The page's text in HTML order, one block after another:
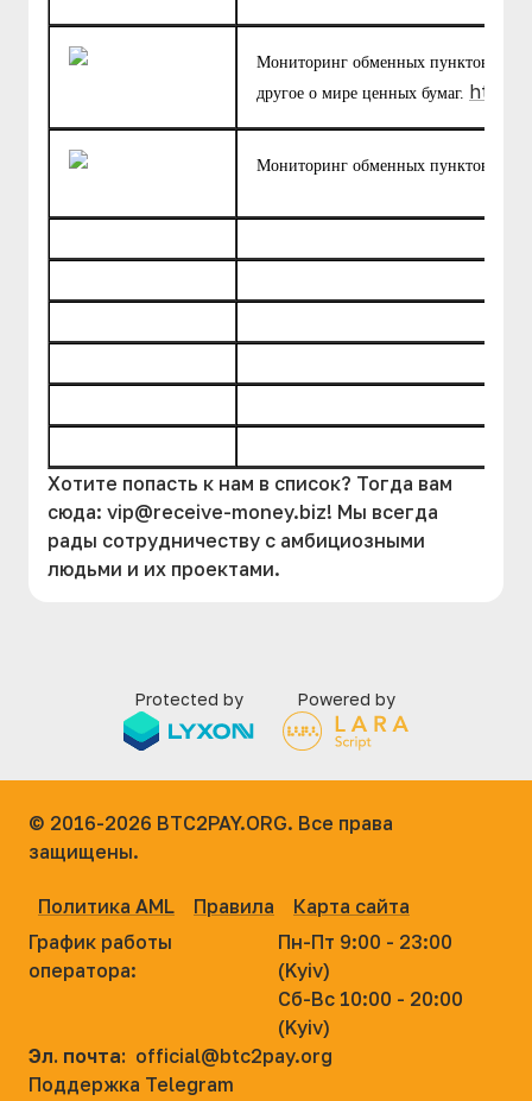
Мониторинг обменных пунктов,
другое о мире ценных бумаг. http://
Мониторинг обменных пунктов.
Хотите попасть к нам в список? Тогда вам
сюда: vip@receive-money.biz! Мы всегда
рады сотрудничеству с амбициозными
людьми и их проектами.
Protected by Powered by
© 2016-2026 BTC2PAY.ORG. Все права
защищены.
Политика AML Правила
Карта сайта
График работы
оператора:
Пн-Пт 9:00 - 23:00
(Kyiv)
Сб-Вс 10:00 - 20:00
(Kyiv)
Эл. почта: official@btc2pay.org
Поддержка Telegram